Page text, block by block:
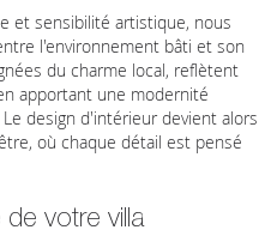
et sensibilité artistique, nous
l'environnement bâti et son
du charme local, reflètent
apportant une modernité
design d'intérieur devient alors
où chaque détail est pensé
votre villa